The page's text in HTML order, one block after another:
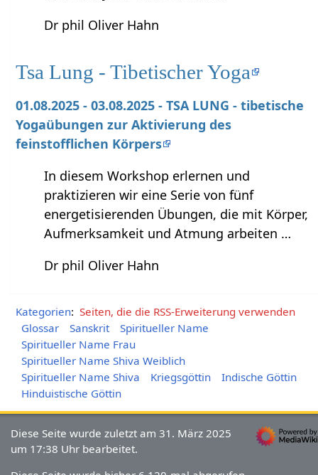
Dr phil Oliver Hahn
Tsa Lung - Tibetischer Yoga
01.08.2025 - 03.08.2025 - TSA LUNG - tibetische
Yogaübungen zur Aktivierung des
feinstofflichen Körpers
In diesem Workshop erlernen und
praktizieren wir eine Serie von fünf
energetisierenden Übungen, die mit Körper,
Aufmerksamkeit und Atmung arbeiten …
Dr phil Oliver Hahn
Kategorien: Seiten, die die RSS-Erweiterung verwenden
Glossar
Sanskrit
Spiritueller Name
Spiritueller Name Frau
Spiritueller Name Shiva Weiblich
Spiritueller Name Shiva
Kriegsgöttin
Indische Göttin
Hinduistische Göttin
Diese Seite wurde zuletzt am 31. März 2025
um 17:38 Uhr bearbeitet.